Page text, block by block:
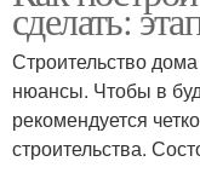
сделать:
Строительство
нюансы. Чтобы в
рекомендуется
строительства.